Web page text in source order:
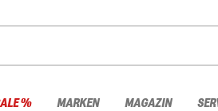
% MARKEN MAGAZIN